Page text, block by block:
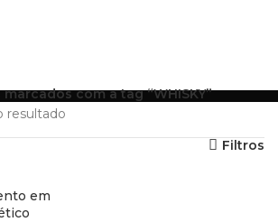
com a tag “WHISKY”
resultado
Filtros
em